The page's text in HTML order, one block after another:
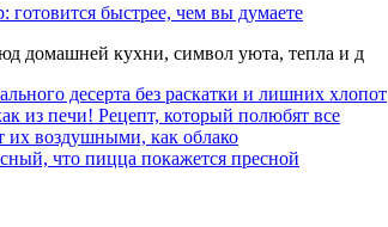
быстрее, чем вы думаете
домашней кухни, символ уюта, тепла и д
десерта без раскатки и лишних хлопот
из печи! Рецепт, который полюбят все
их воздушными, как облако
что пицца покажется пресной